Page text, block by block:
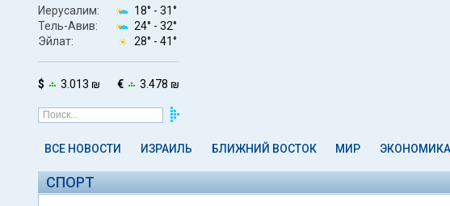
Иерусалим: 18° - 31°
Тель-Авив:
24° - 32°
Эйлат:
28° - 41°
$ 3.013 ₪ € 3.478 ₪
ВСЕ НОВОСТИ ИЗРАИЛЬ БЛИЖНИЙ ВОСТОК МИР ЭКОНОМИКА
СПОРТ